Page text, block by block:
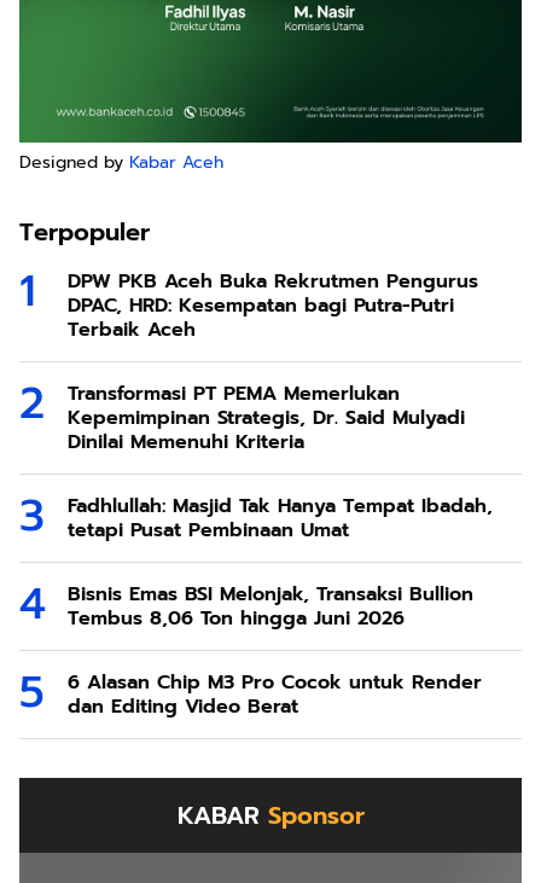
Designed by Kabar Aceh
Terpopuler
DPW PKB Aceh Buka Rekrutmen Pengurus
DPAC, HRD: Kesempatan bagi Putra-Putri
Terbaik Aceh
Transformasi PT PEMA Memerlukan
Kepemimpinan Strategis, Dr. Said Mulyadi
Dinilai Memenuhi Kriteria
Fadhlullah: Masjid Tak Hanya Tempat Ibadah,
tetapi Pusat Pembinaan Umat
Bisnis Emas BSI Melonjak, Transaksi Bullion
Tembus 8,06 Ton hingga Juni 2026
6 Alasan Chip M3 Pro Cocok untuk Render
dan Editing Video Berat
KABAR Sponsor